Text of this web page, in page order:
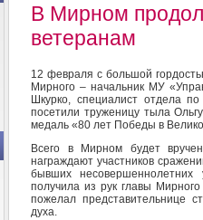
В Мирном
ветеранам
12 февраля с большой
Мирного – начальник МУ
Шкурко, специалист отдела
посетили труженицу тыла
медаль «80 лет Победы в
Всего в Мирном будет
награждают участников
бывших несовершеннолетних
получила из рук главы
пожелал представительнице
духа.